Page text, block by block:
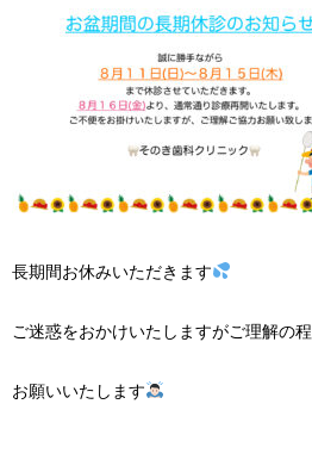
長期間お休みいただきます
ご迷惑をおかけいたしますがご理解の程
お願いいたします